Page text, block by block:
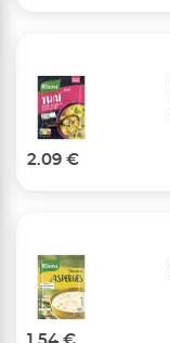
2.09 €
1.54 €